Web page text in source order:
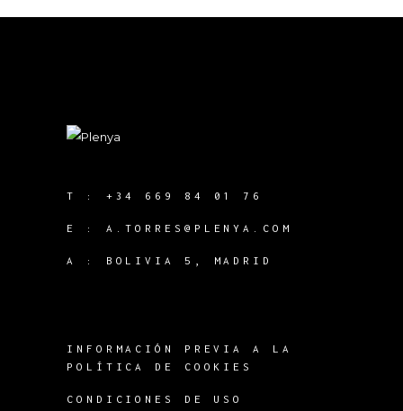
T : +34 669 84 01 76
E : A.TORRES@PLENYA.COM
A : BOLIVIA 5, MADRID
INFORMACIÓN PREVIA A LA
POLÍTICA DE COOKIES
CONDICIONES DE USO